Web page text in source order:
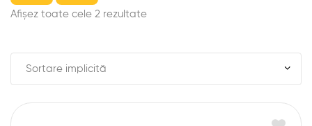
Afișez toate cele 2 rezultate